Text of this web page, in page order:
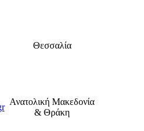
Θεσσαλία
Ανατολική Μακεδονία
& Θράκη